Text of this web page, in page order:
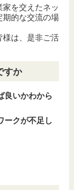
を交えたネッ
期的な交流の場
様は、是非ご活
すか
良いかわから
ークが不足し